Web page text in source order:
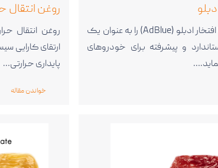
شرکت پتروکیمیا با افتخار ادبلو (AdBlue) را به عنوان یک
و پیشرفته برای خودروهای
روغن انتقال
روغن انتقال
ارتقای کارایی
پایداری حرارتی…
خواندن مقاله